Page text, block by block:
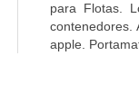
para Flotas.
contenedores.
apple.